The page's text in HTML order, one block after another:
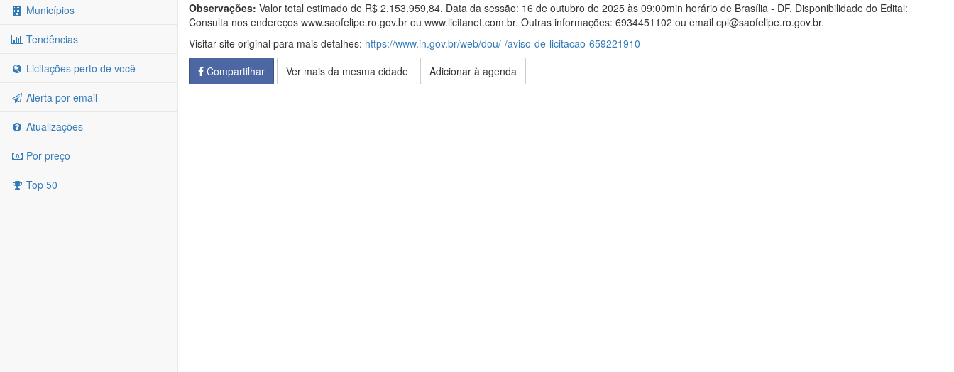
Municípios
Tendências
Licitações perto de você
Alerta por email
Atualizações
Por preço
Top 50
Observações: Valor total estimado de R$ 2.153.959,84. Data da sessão: 16 de outubro de 2025 às 09:00min horário de Brasília - DF. Disponibilidade do Edital:
Consulta nos endereços www.saofelipe.ro.gov.br ou www.licitanet.com.br. Outras informações: 6934451102 ou email cpl@saofelipe.ro.gov.br.
Visitar site original para mais detalhes: https://www.in.gov.br/web/dou/-/aviso-de-licitacao-659221910
Compartilhar
Ver mais da mesma cidade Adicionar à agenda